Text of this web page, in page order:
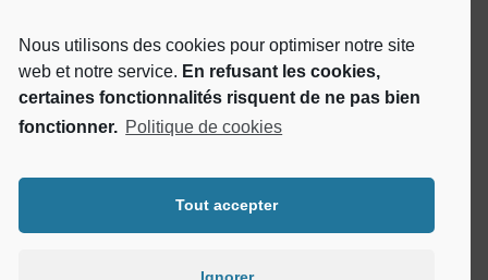
Nous utilisons des cookies pour optimiser notre site
web et notre service. En refusant les cookies,
certaines fonctionnalités risquent de ne pas bien
fonctionner. Politique de cookies
Tout accepter
Qui sommes nous ?
Le projet Losange
Réseaux sociaux